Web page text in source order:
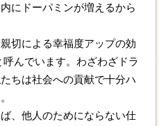
にドーパミンが増えるから
切による幸福度アップの効
んでいます。わざわざドラ
ちは社会への貢献で十分ハ
、他人のためにならない仕